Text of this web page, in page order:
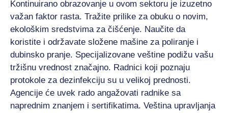
Kontinuirano obrazovanje u ovom sektoru je izuzetno
važan faktor rasta. Tražite prilike za obuku o novim,
ekološkim sredstvima za čišćenje. Naučite da
koristite i održavate složene mašine za poliranje i
dubinsko pranje. Specijalizovane veštine podižu vašu
tržišnu vrednost značajno. Radnici koji poznaju
protokole za dezinfekciju su u velikoj prednosti.
Agencije će uvek rado angažovati radnike sa
naprednim znanjem i sertifikatima. Veština upravljanja